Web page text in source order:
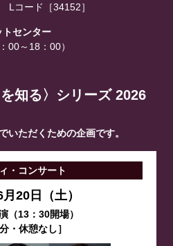
Lコード［34152］
トセンター
00～18：00）
知る〉シリーズ 2026
いただくための企画です。
・コンサート
20日（土）
（13：30開場）
・休憩なし］